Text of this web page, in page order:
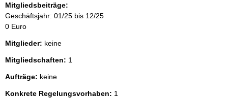
Mitgliedsbeiträge:
Geschäftsjahr: 01/25 bis 12/25
0 Euro
Mitglieder: keine
Mitgliedschaften: 1
Aufträge: keine
Konkrete Regelungsvorhaben: 1